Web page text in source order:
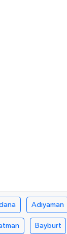
Adıyaman
Bayburt